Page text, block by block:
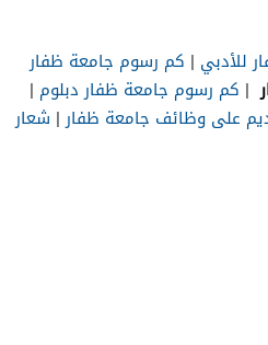
للأدبي | كم رسوم جامعة ظفار
| كم رسوم جامعة ظفار دبلوم |
على وظائف جامعة ظفار| شعار